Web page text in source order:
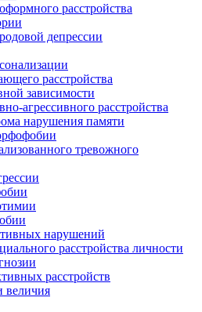
расстройства
депрессии
расстройства
зависимости
агрессивного расстройства
нарушения памяти
тревожного
нарушений
расстройства личности
расстройств
величия